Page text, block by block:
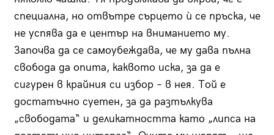
специална, но отвътре сърцето ѝ се пръска, че
не успява да е център на вниманието му.
Започва да се самоубеждава, че му дава пълна
свобода да опита, каквото иска, за да е
сигурен в крайния си избор – в нея. Той е
достатъчно суетен, за да разтълкува
„свободата“ и деликатността като „липса на